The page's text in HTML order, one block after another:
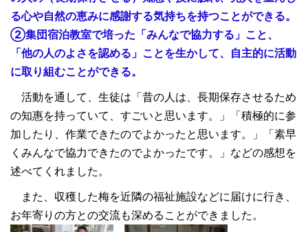
る心や自然の恵みに感謝する気持ちを持つことができる。
②集団宿泊教室で培った「みんなで協力する」こと、
「他の人のよさを認める」ことを生かして、自主的に活動
に取り組むことができる。
活動を通して、生徒は「昔の人は、長期保存させるため
の知惠を持っていて、すごいと思います。」「積極的に参
加したり、作業できたのでよかったと思います。」「素早
くみんなで協力できたのでよかったです。」などの感想を
述べてくれました。
また、収穫した梅を近隣の福祉施設などに届けに行き、
お年寄りの方との交流も深めることができました。